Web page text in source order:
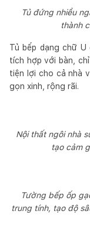
Tủ đứng nhiều
thành
Tủ bếp dạng chữ
tích hợp với bàn,
tiện lợi cho cả nhà
gọn xinh, rộng rãi.
Nội thất ngôi nhà
tạo cảm
Tường bếp ốp
trung tính, tạo độ